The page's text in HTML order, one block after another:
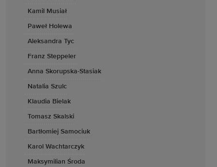
Kamil Musiał
Paweł Holewa
Aleksandra Tyc
Franz Steppeler
Anna Skorupska-Stasiak
Natalia Szulc
Klaudia Bielak
Tomasz Skalski
Bartłomiej Samociuk
Karol Wachtarczyk
Maksymilian Środa